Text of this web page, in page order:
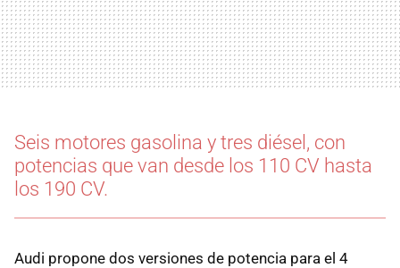
Seis motores gasolina y tres diésel, con
potencias que van desde los 110 CV hasta
los 190 CV.
Audi propone dos versiones de potencia para el 4